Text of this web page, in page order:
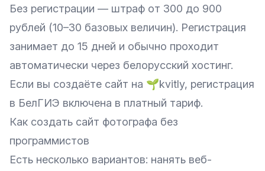
Без регистрации — штраф от 300 до 900
рублей (10–30 базовых величин). Регистрация
занимает до 15 дней и обычно проходит
автоматически через белорусский хостинг.
Если вы создаёте сайт на 🌱kvitly, регистрация
в БелГИЭ включена в платный тариф.
Как создать сайт фотографа без
программистов
Есть несколько вариантов: нанять веб-